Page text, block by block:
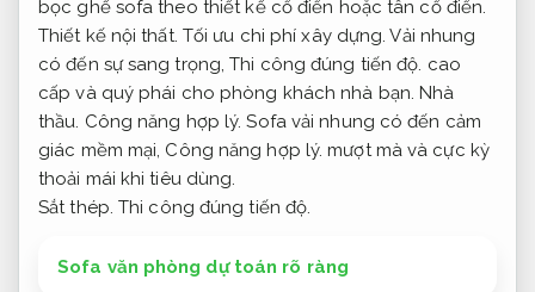
bọc ghế sofa theo thiết kế cổ điển hoặc tân cổ điển.
Thiết kế nội thất. Tối ưu chi phí xây dựng. Vải nhung
có đến sự sang trọng,Thi công đúng tiến độ. cao
cấp và quý phái cho phòng khách nhà bạn.Nhà
thầu. Công năng hợp lý. Sofa vải nhung có đến cảm
giác mềm mại, Công năng hợp lý. mượt mà và cực kỳ
thoải mái khi tiêu dùng.
Sắt thép. Thi công đúng tiến độ.
Sofa văn phòng dự toán rõ ràng